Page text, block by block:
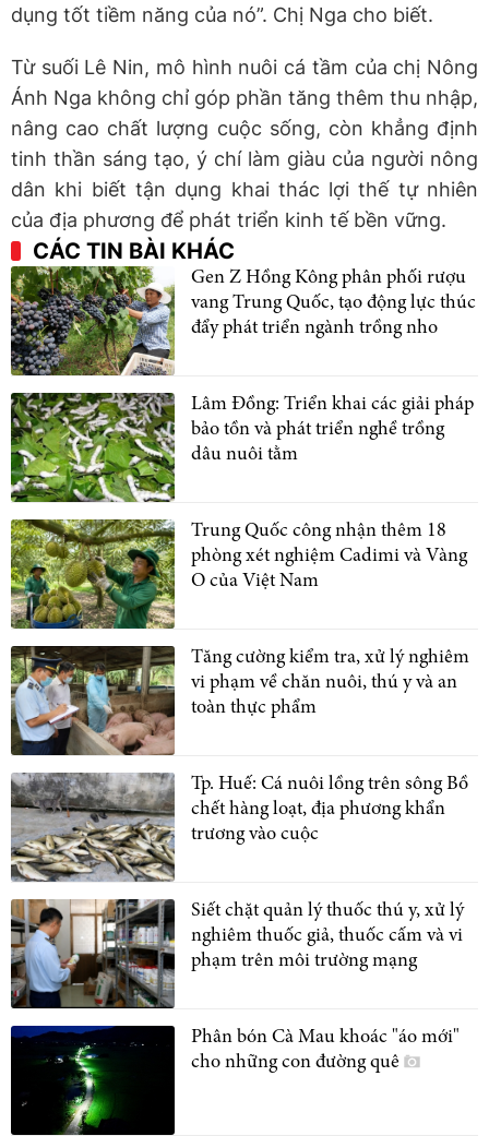
dụng tốt tiềm năng của nó”. Chị Nga cho biết.
Từ suối Lê Nin, mô hình nuôi cá tầm của chị Nông
Ánh Nga không chỉ góp phần tăng thêm thu nhập,
nâng cao chất lượng cuộc sống, còn khẳng định
tinh thần sáng tạo, ý chí làm giàu của người nông
dân khi biết tận dụng khai thác lợi thế tự nhiên
của địa phương để phát triển kinh tế bền vững.
CÁC TIN BÀI KHÁC
Gen Z Hồng Kông phân phối rượu
vang Trung Quốc, tạo động lực thúc
đẩy phát triển ngành trồng nho
Lâm Đồng: Triển khai các giải pháp
bảo tồn và phát triển nghề trồng
dâu nuôi tằm
Trung Quốc công nhận thêm 18
phòng xét nghiệm Cadimi và Vàng
O của Việt Nam
Tăng cường kiểm tra, xử lý nghiêm
vi phạm về chăn nuôi, thú y và an
toàn thực phẩm
Tp. Huế: Cá nuôi lồng trên sông Bồ
chết hàng loạt, địa phương khẩn
trương vào cuộc
Siết chặt quản lý thuốc thú y, xử lý
nghiêm thuốc giả, thuốc cấm và vi
phạm trên môi trường mạng
Phân bón Cà Mau khoác "áo mới"
cho những con đường quê